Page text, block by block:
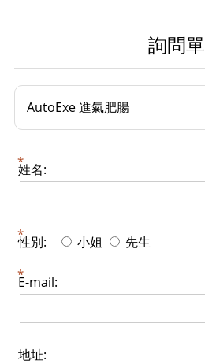
詢問單
AutoExe 進氣肥腸
姓名:
性別: 小姐 先生
E-mail:
地址: